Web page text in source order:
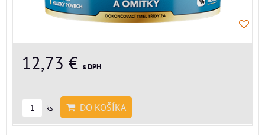
12,73 € s DPH
ks DO KOŠÍKA